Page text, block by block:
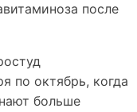
после
по октябрь, когда
больше